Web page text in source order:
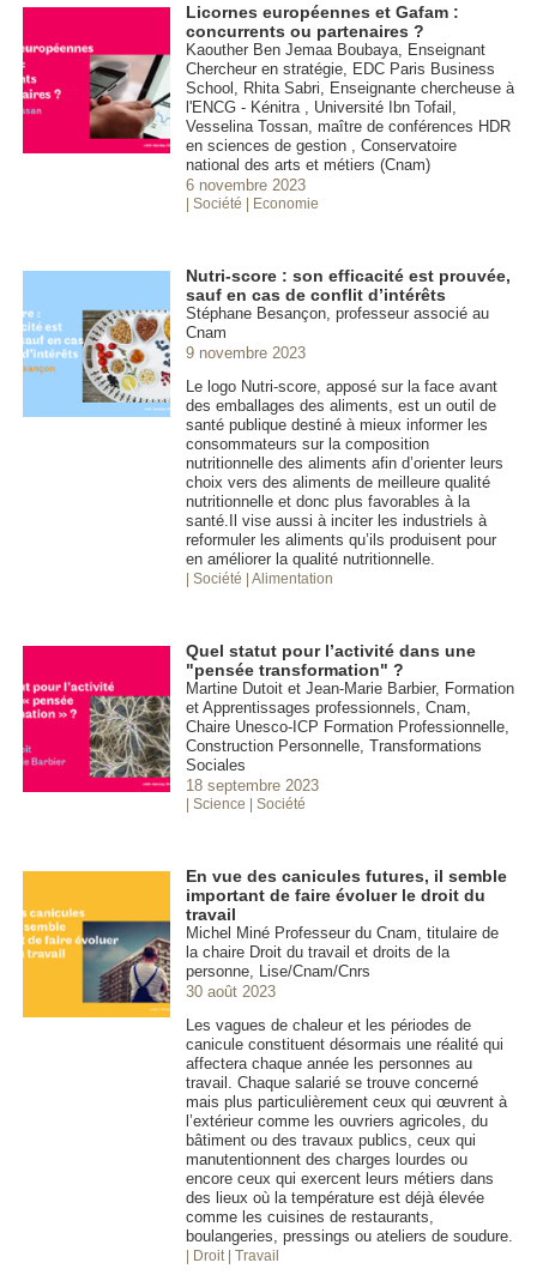
Licornes européennes et Gafam :
concurrents ou partenaires ?
Kaouther Ben Jemaa Boubaya, Enseignant
Chercheur en stratégie, EDC Paris Business
School, Rhita Sabri, Enseignante chercheuse à
l'ENCG - Kénitra , Université Ibn Tofail,
Vesselina Tossan, maître de conférences HDR
en sciences de gestion , Conservatoire
national des arts et métiers (Cnam)
6 novembre 2023
| Société | Economie
Nutri-score : son efficacité est prouvée,
sauf en cas de conflit d’intérêts
Stéphane Besançon, professeur associé au
Cnam
9 novembre 2023
Le logo Nutri-score, apposé sur la face avant
des emballages des aliments, est un outil de
santé publique destiné à mieux informer les
consommateurs sur la composition
nutritionnelle des aliments afin d’orienter leurs
choix vers des aliments de meilleure qualité
nutritionnelle et donc plus favorables à la
santé.Il vise aussi à inciter les industriels à
reformuler les aliments qu’ils produisent pour
en améliorer la qualité nutritionnelle.
| Société | Alimentation
Quel statut pour l’activité dans une
"pensée transformation" ?
Martine Dutoit et Jean-Marie Barbier, Formation
et Apprentissages professionnels, Cnam,
Chaire Unesco-ICP Formation Professionnelle,
Construction Personnelle, Transformations
Sociales
18 septembre 2023
| Science | Société
En vue des canicules futures, il semble
important de faire évoluer le droit du
travail
Michel Miné Professeur du Cnam, titulaire de
la chaire Droit du travail et droits de la
personne, Lise/Cnam/Cnrs
30 août 2023
Les vagues de chaleur et les périodes de
canicule constituent désormais une réalité qui
affectera chaque année les personnes au
travail. Chaque salarié se trouve concerné
mais plus particulièrement ceux qui œuvrent à
l’extérieur comme les ouvriers agricoles, du
bâtiment ou des travaux publics, ceux qui
manutentionnent des charges lourdes ou
encore ceux qui exercent leurs métiers dans
des lieux où la température est déjà élevée
comme les cuisines de restaurants,
boulangeries, pressings ou ateliers de soudure.
| Droit | Travail